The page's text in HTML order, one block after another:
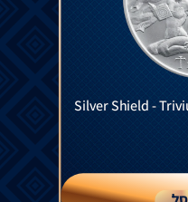
Silver Shield -